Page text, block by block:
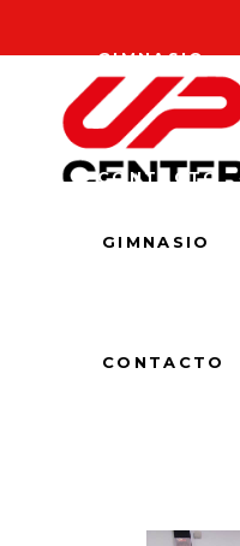
GIMNASIO
CONTACTO
GIMNASIO
CONTACTO